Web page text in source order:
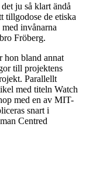
ju så klart ändå
tillgodose de etiska
invånarna
Fröberg.
hon bland annat
till projektens
Parallellt
med titeln Watch
med en av MIT-
snart i
Centred